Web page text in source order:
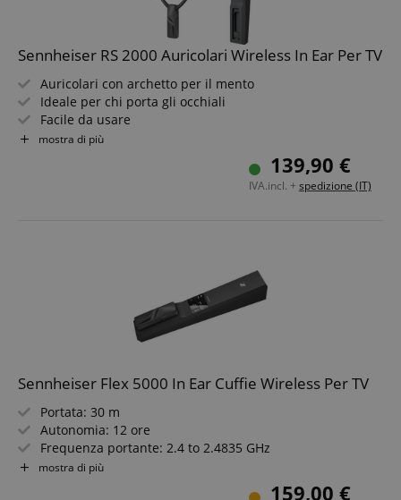
Sennheiser RS 2000 Auricolari Wireless In Ear Per TV
Auricolari con archetto per il mento
Ideale per chi porta gli occhiali
Facile da usare
Connessione analogica
mostra di più
139,90 €
IVA.incl. + spedizione (IT)
Sennheiser Flex 5000 In Ear Cuffie Wireless Per TV
Portata: 30 m
Autonomia: 12 ore
Frequenza portante: 2.4 to 2.4835 GHz
Risposta in frequenza: 15 Hz - 15,000 Hz
mostra di più
159,00 €